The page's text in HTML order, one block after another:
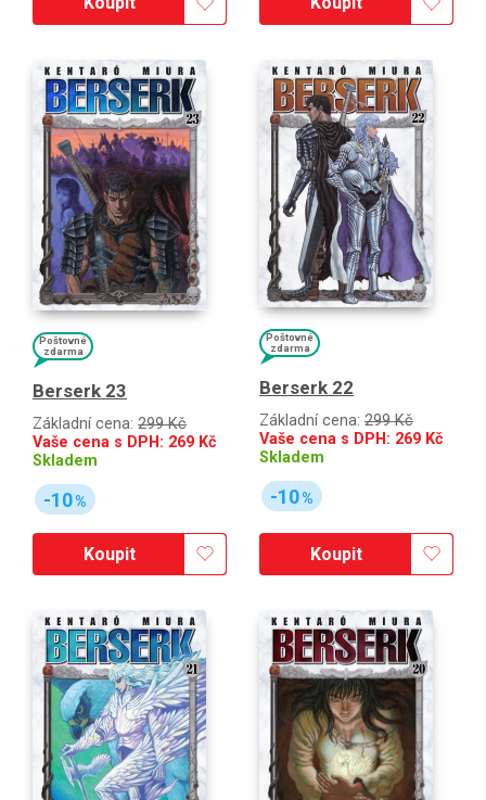
Poštovné
zdarma
Berserk 23
Základní cena: 299 Kč
Vaše cena s DPH: 269 Kč
Skladem
-10%
Koupit
Poštovné
zdarma
Berserk 22
Základní cena: 299 Kč
Vaše cena s DPH: 269 Kč
Skladem
-10%
Koupit